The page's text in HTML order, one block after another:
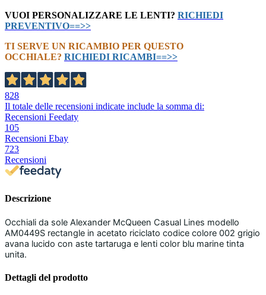
VUOI PERSONALIZZARE LE LENTI? RICHIEDI
PREVENTIVO==>>
TI SERVE UN RICAMBIO PER QUESTO
OCCHIALE? RICHIEDI RICAMBI==>>
828
Il totale delle recensioni indicate include la somma di:
Recensioni Feedaty
105
Recensioni Ebay
723
Recensioni
Descrizione
Occhiali da sole Alexander McQueen Casual Lines modello
AM0449S rectangle in acetato riciclato codice colore 002 grigio
avana lucido con aste tartaruga e lenti color blu marine tinta
unita.
Dettagli del prodotto